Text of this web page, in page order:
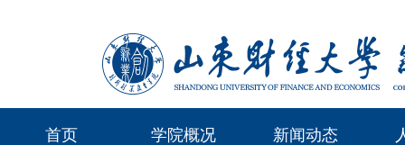
首页 学院概况 新闻动态